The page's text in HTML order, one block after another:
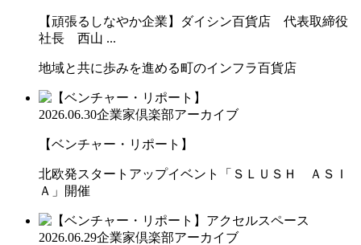
【頑張るしなやか企業】ダイシン百貨店 代表取締役
社長 西山 ...
地域と共に歩みを進める町のインフラ百貨店
2026.06.30企業家倶楽部アーカイブ
【ベンチャー・リポート】
北欧発スタートアップイベント「ＳＬＵＳＨ ＡＳＩ
Ａ」開催
2026.06.29企業家倶楽部アーカイブ